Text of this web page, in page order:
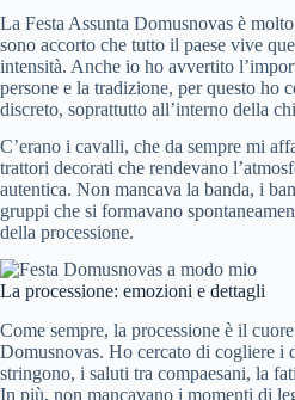
La Festa Assunta Domusnovas è
sono accorto che tutto il paese vive
intensità. Anche io ho avvertito
persone e la tradizione, per questo ho
discreto, soprattutto all’interno della
C’erano i cavalli, che da sempre mi
trattori decorati che rendevano
autentica. Non mancava la banda, i
gruppi che si formavano
della processione.
Festa Domusnovas a modo mio
La processione: emozioni e dettagli
Come sempre, la processione è il
Domusnovas. Ho cercato di cogliere i
stringono, i saluti tra compaesani, la
In più, non mancavano i momenti di